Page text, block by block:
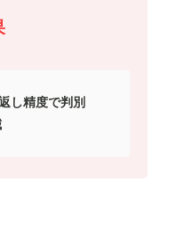
し精度で判別